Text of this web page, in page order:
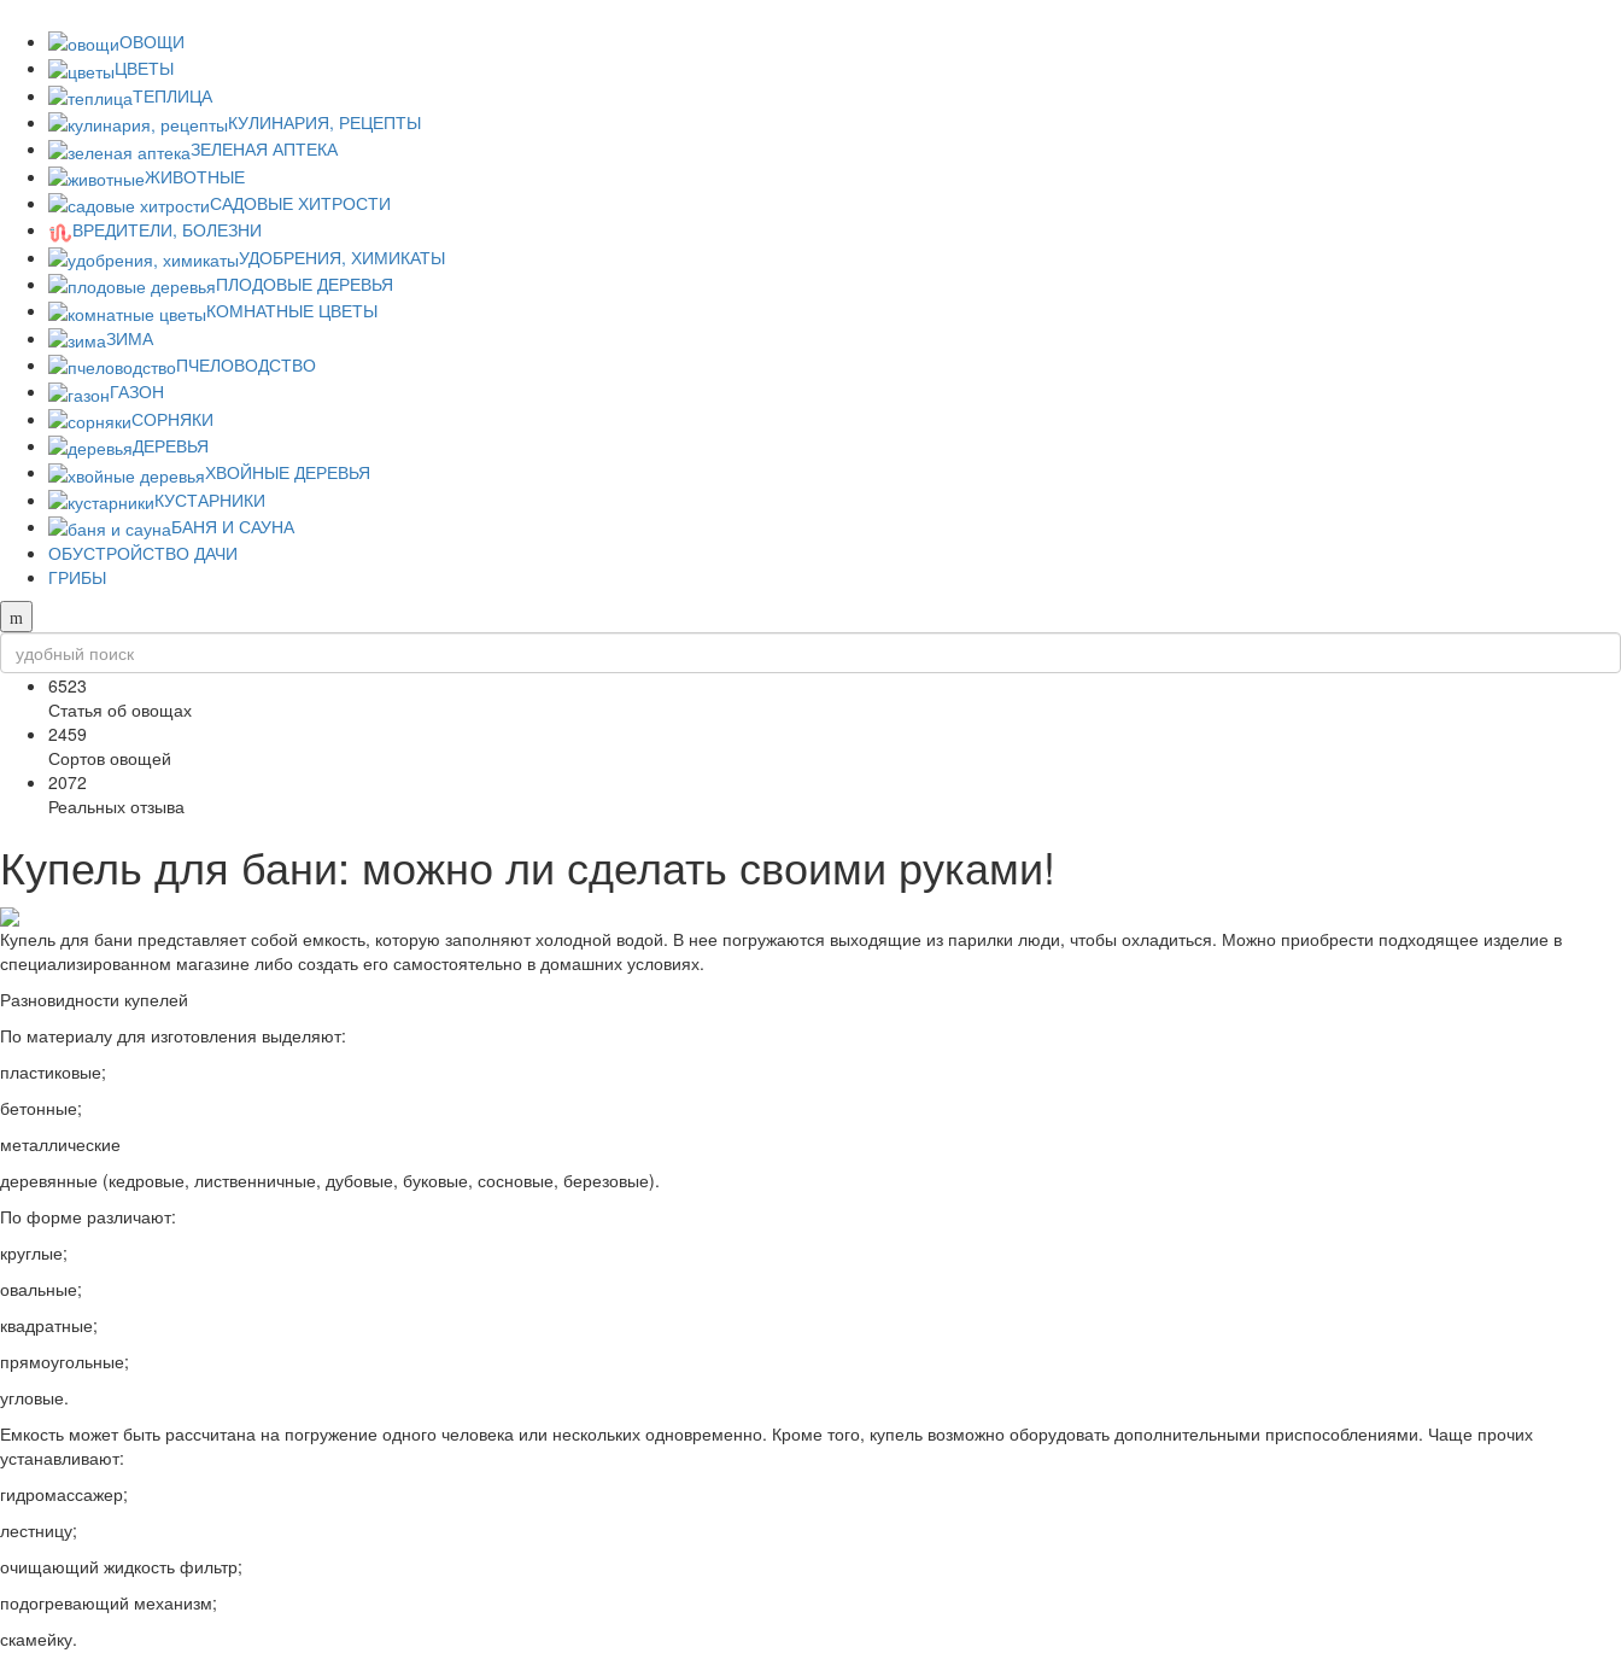
ОВОЩИ
ЦВЕТЫ
ТЕПЛИЦА
КУЛИНАРИЯ, РЕЦЕПТЫ
ЗЕЛЕНАЯ АПТЕКА
ЖИВОТНЫЕ
САДОВЫЕ ХИТРОСТИ
ВРЕДИТЕЛИ, БОЛЕЗНИ
УДОБРЕНИЯ, ХИМИКАТЫ
ПЛОДОВЫЕ ДЕРЕВЬЯ
КОМНАТНЫЕ ЦВЕТЫ
ЗИМА
ПЧЕЛОВОДСТВО
ГАЗОН
СОРНЯКИ
ДЕРЕВЬЯ
ХВОЙНЫЕ ДЕРЕВЬЯ
КУСТАРНИКИ
БАНЯ И САУНА
ОБУСТРОЙСТВО ДАЧИ
ГРИБЫ
6523
Статья об овощах
2459
Сортов овощей
2072
Реальных отзыва
Купель для бани: можно ли сделать своими руками!
Купель для бани представляет собой емкость, которую заполняют холодной водой. В нее погружаются выходящие из парилки люди, чтобы охладиться. Можно приобрести подходящее изделие в
специализированном магазине либо создать его самостоятельно в домашних условиях.
Разновидности купелей
По материалу для изготовления выделяют:
пластиковые;
бетонные;
металлические
деревянные (кедровые, лиственничные, дубовые, буковые, сосновые, березовые).
По форме различают:
круглые;
овальные;
квадратные;
прямоугольные;
угловые.
Емкость может быть рассчитана на погружение одного человека или нескольких одновременно. Кроме того, купель возможно оборудовать дополнительными приспособлениями. Чаще прочих
устанавливают:
гидромассажер;
лестницу;
очищающий жидкость фильтр;
подогревающий механизм;
скамейку.